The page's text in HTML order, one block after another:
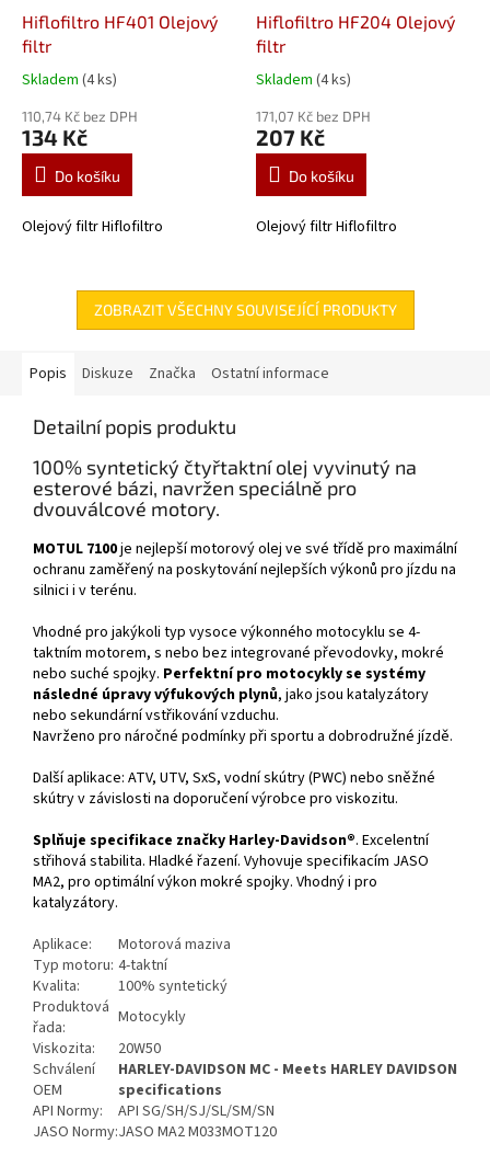
Hiflofiltro HF401 Olejový
filtr
Skladem (4 ks)
110,74 Kč bez DPH
134 Kč
Do košíku
Olejový filtr Hiflofiltro
Hiflofiltro HF204 Olejový
filtr
Skladem (4 ks)
171,07 Kč bez DPH
207 Kč
Do košíku
Olejový filtr Hiflofiltro
ZOBRAZIT VŠECHNY SOUVISEJÍCÍ PRODUKTY
Popis Diskuze Značka Ostatní informace
Detailní popis produktu
100% syntetický čtyřtaktní olej vyvinutý na
esterové bázi, navržen speciálně pro
dvouválcové motory.
MOTUL 7100je nejlepší motorový olej ve své třídě pro maximální
ochranu zaměřený na poskytování nejlepších výkonů pro jízdu na
silnici i v terénu.
Vhodné pro jakýkoli typ vysoce výkonného motocyklu se 4-
taktním motorem, s nebo bez integrované převodovky, mokré
nebo suché spojky. Perfektní pro motocykly se systémy
následné úpravy výfukových plynů, jako jsou katalyzátory
nebo sekundární vstřikování vzduchu.
Navrženo pro náročné podmínky při sportu a dobrodružné jízdě.
Další aplikace: ATV, UTV, SxS, vodní skútry (PWC) nebo sněžné
skútry v závislosti na doporučení výrobce pro viskozitu.
Splňuje specifikace značky Harley-Davidson®. Excelentní
střihová stabilita. Hladké řazení. Vyhovuje specifikacím JASO
MA2, pro optimální výkon mokré spojky. Vhodný i pro
katalyzátory.
Aplikace:
Motorová maziva
Typ motoru: 4-taktní
Kvalita:
100% syntetický
Produktová
řada:
Motocykly
Viskozita:
20W50
Schválení
OEM
HARLEY-DAVIDSON MC - Meets HARLEY DAVIDSON
specifications
API Normy:
API SG/SH/SJ/SL/SM/SN
JASO Normy:JASO MA2 M033MOT120